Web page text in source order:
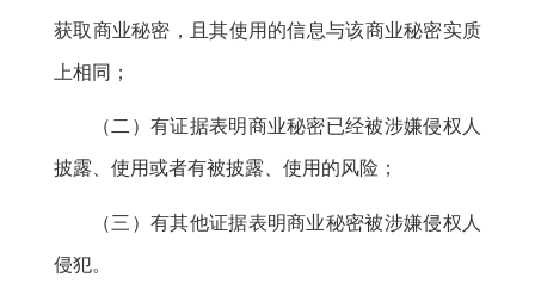
获取商业秘密 ， 且其使用的信息与该商业秘密实质
上相同；
（二）有证据表明商业秘密已经被涉嫌侵权人
披露、使用或者有被披露、使用的风险 ；
（三）有其他证据表明商业秘密被涉嫌侵权人
侵犯。